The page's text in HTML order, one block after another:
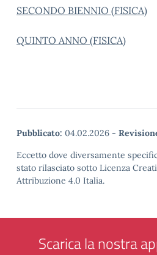
SECONDO BIENNIO (FISICA)
QUINTO ANNO (FISICA)
Pubblicato: 04.02.2026 -
Eccetto dove diversamente
stato rilasciato sotto Licenza
Attribuzione 4.0 Italia.
Scarica la nostra